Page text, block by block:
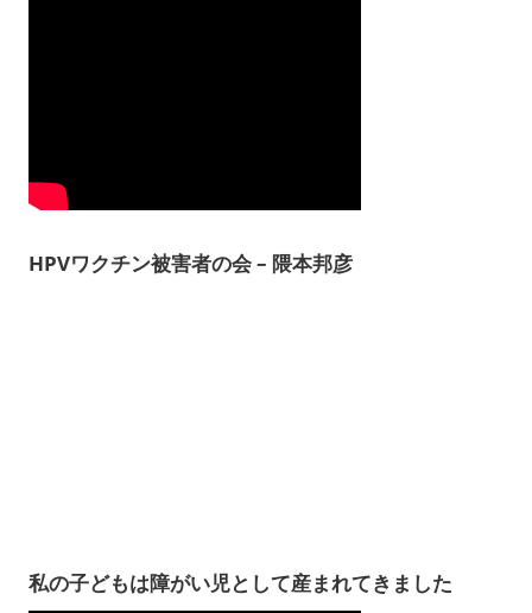
HPVワクチン被害者の会 – 隈本邦彦
私の子どもは障がい児として産まれてきました